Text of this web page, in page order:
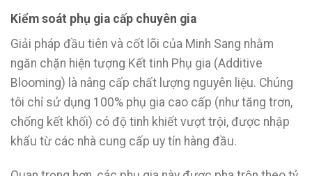
Kiểm soát phụ gia cấp chuyên gia
Giải pháp đầu tiên và cốt lõi của Minh Sang nhằm
ngăn chặn hiện tượng Kết tinh Phụ gia (Additive
Blooming) là nâng cấp chất lượng nguyên liệu. Chúng
tôi chỉ sử dụng 100% phụ gia cao cấp (như tăng trơn,
chống kết khối) có độ tinh khiết vượt trội, được nhập
khẩu từ các nhà cung cấp uy tín hàng đầu.